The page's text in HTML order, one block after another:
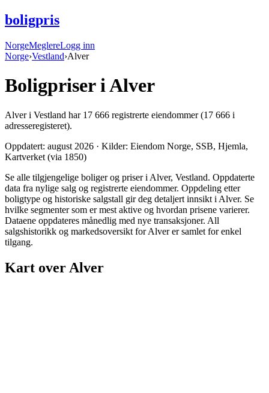
boligpris
NorgeMeglereLogg inn
Norge›Vestland›Alver
Boligpriser iAlver
Alveri Vestland har 17 666 registrerte eiendommer(17 666 i
adresseregisteret).
Oppdatert: august 2026 · Kilder: Eiendom Norge, SSB, Hjemla,
Kartverket (via 1850)
Se alle tilgjengelige boliger og priser i Alver, Vestland. Oppdaterte
data fra nylige salg og registrerte eiendommer. Oppdeling etter
boligtype og historiske salgstall gir deg detaljert innsikt i Alver. Se
hvilke segmenter som er mest aktive og hvordan prisene varierer.
Dataene oppdateres månedlig med nye transaksjoner. All
salgshistorikk og markedsoversikt for Alver er samlet for enkel
tilgang.
Kart over Alver